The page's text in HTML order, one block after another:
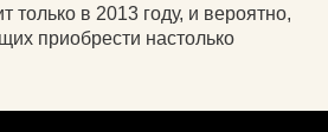
только в 2013 году, и вероятно,
приобрести настолько